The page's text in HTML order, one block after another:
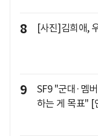
8 [사진]김희애,
9
SF9 "군대·멤
하는 게 목표"